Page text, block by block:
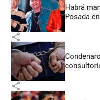
Habrá
Posada
share
share